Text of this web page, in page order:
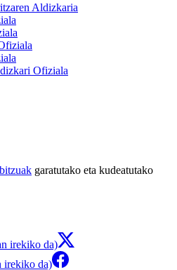
Aldizkaria
Ofiziala
garatutako eta kudeatutako
irekiko da)
irekiko da)